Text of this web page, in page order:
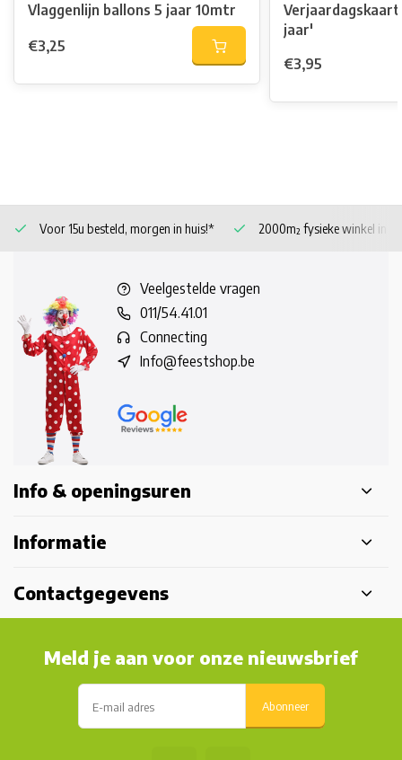
Vlaggenlijn ballons 5 jaar 10mtr
€3,25
jaar'
€3,95
Voor 15u besteld, morgen in huis!* 2000m² fysieke winkel in
Veelgestelde vragen
011/54.41.01
Connecting
Info@feestshop.be
Info & openingsuren
Informatie
Contactgegevens
Meld je aan voor onze nieuwsbrief
Abonneer